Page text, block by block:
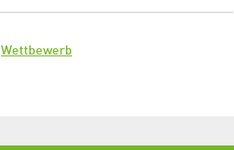
Wettbewerb